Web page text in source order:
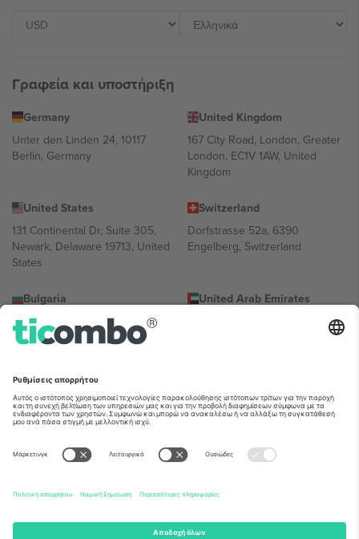
Γραφεία και υποστήριξη
Germany
Unter den Linden 24, 10117
Berlin, Germany
United Kingdom
167 City Road, London, Greater
London, EC1V 1AW, United
Kingdom
United States
131 Continental Dr, Suite 305,
Newark, Delaware 19713, United
States
Switzerland
Dorfstrasse 52a, 6390
Engelberg, Switzerland
Bulgaria
Regus Sofia City West, bul
Totleben 53-55, 1606 Sofia,
United Arab Emirates
UAE Dubai Silicon Oasis, DDP
Building A1, Office 302, Dubai,
Mexico
Av Chapultepec 360, Roma
Norte, Cuauhtémoc, 06700
Ciudad de México, CDMX,
Mexico
Η νομική οντότητα του παρόχου πλατφόρμας ενδέχεται να
τομέα. Για λεπτομέρειες ανατρέξτε στη σελίδα της συγκεκριμένης